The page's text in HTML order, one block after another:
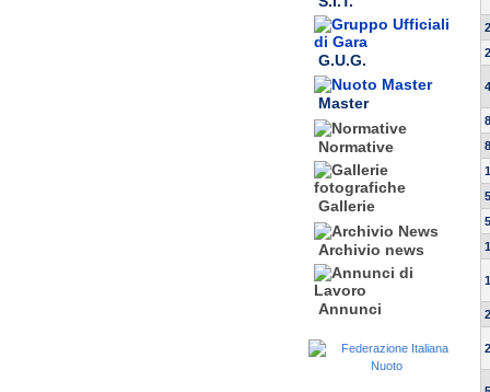
G.U.G.
Master
Normative
Gallerie
Archivio news
Annunci